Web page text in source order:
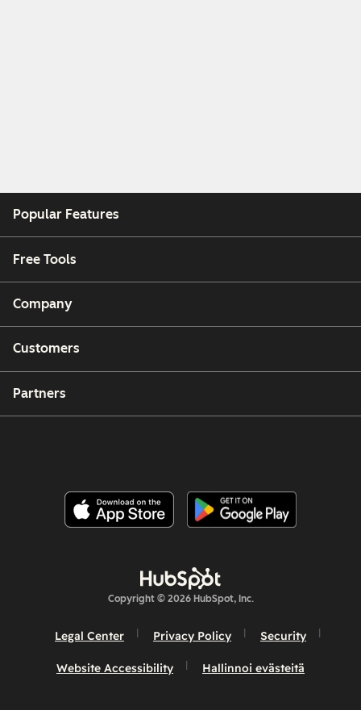
Popular Features
Free Tools
Company
Customers
Partners
Copyright © 2026 HubSpot, Inc.
Legal Center Privacy Policy Security
Website Accessibility Hallinnoi evästeitä